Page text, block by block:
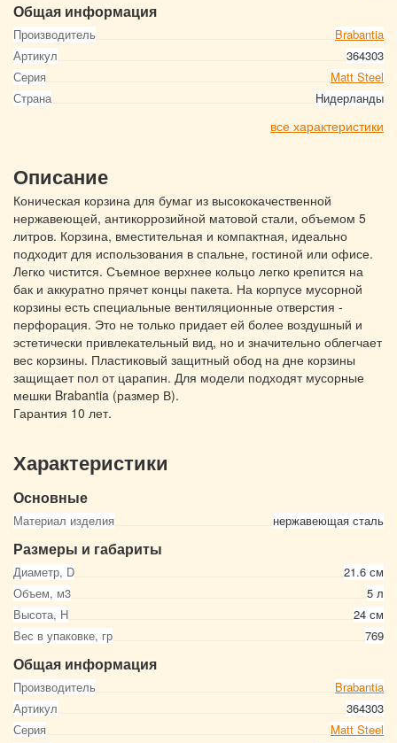
Общая информация
Производитель
Brabantia
Артикул
364303
Серия
Matt Steel
Страна
Нидерланды
все характеристики
Описание
Коническая корзина для бумаг из высококачественной
нержавеющей, антикоррозийной матовой стали, объемом 5
литров. Корзина, вместительная и компактная, идеально
подходит для использования в спальне, гостиной или офисе.
Легко чистится. Съемное верхнее кольцо легко крепится на
бак и аккуратно прячет концы пакета. На корпусе мусорной
корзины есть специальные вентиляционные отверстия -
перфорация. Это не только придает ей более воздушный и
эстетически привлекательный вид, но и значительно облегчает
вес корзины. Пластиковый защитный обод на дне корзины
защищает пол от царапин. Для модели подходят мусорные
мешки Brabantia (размер В).
Гарантия 10 лет.
Характеристики
Основные
Материал изделия нержавеющая сталь
Размеры и габариты
Диаметр, D
21.6 см
Объем, м3
5 л
Высота, Н
24 см
Вес в упаковке, гр
769
Общая информация
Производитель
Brabantia
Артикул
364303
Серия
Matt Steel